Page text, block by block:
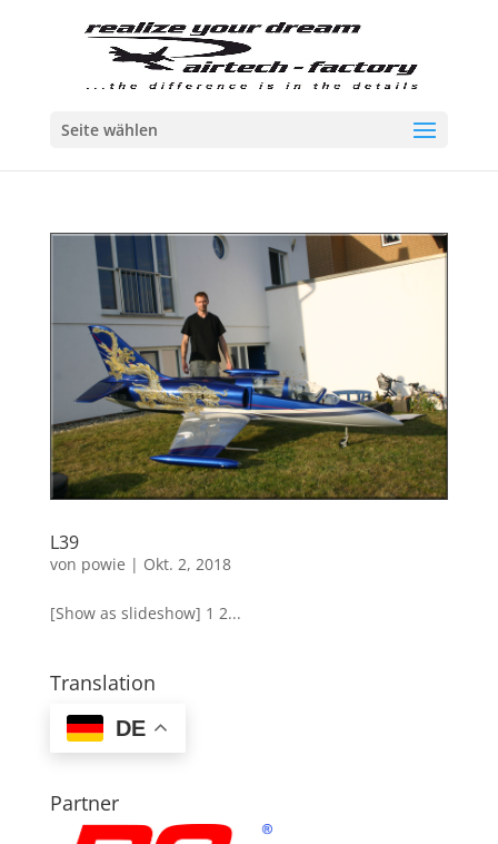
Seite wählen
L39
von powie | Okt. 2, 2018
[Show as slideshow] 1 2...
Translation
DE
Partner